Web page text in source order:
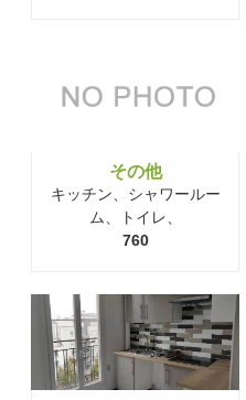
その他
キッチン、シャワールー
ム、トイレ、
760